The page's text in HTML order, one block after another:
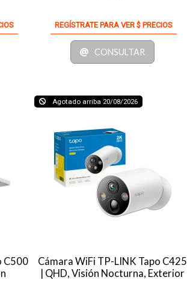
REGÍSTRATE PARA VER $ PRECIOS
CONSULTAR
C500
Agotado arriba 20/08/2026
Cámara WiFi TP-LINK Tapo C425
| QHD, Visión Nocturna, Exterior